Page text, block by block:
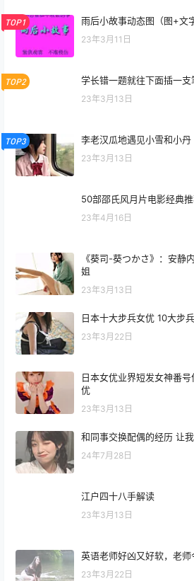
TOP1 雨后小故事动态图（图+文
23年3月11日
TOP2 学长错一题就往下面插一
23年3月13日
TOP3 李老汉瓜地遇见小雪和小
23年3月13日
50部邵氏风月片电影经典
23年4月16日
《葵司-葵つかさ》：安静
姐
23年3月13日
日本十大步兵女优 10大步
23年3月22日
日本女优业界短发女神番
优
23年3月13日
和同事交换配偶的经历 让
24年7月28日
江户四十八手解读
23年3月13日
英语老师好凶又好软，老
23年3月22日